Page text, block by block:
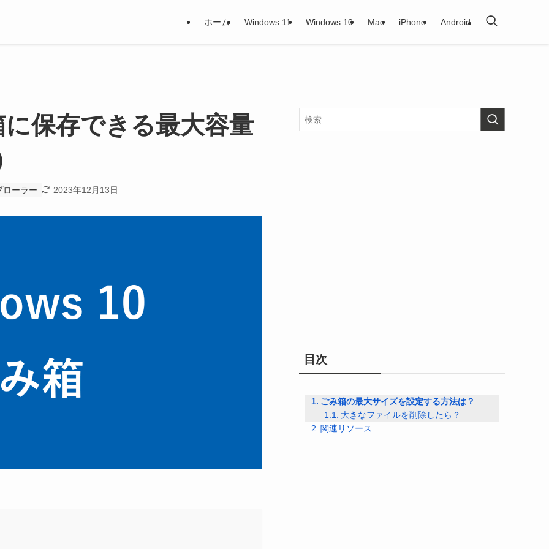
ホーム Windows 11 Windows 10 Mac iPhone Android
保存できる最大容量
ローラー 2023年12月13日
目次
ごみ箱の最大サイズを設定する方法は？
大きなファイルを削除したら？
関連リソース